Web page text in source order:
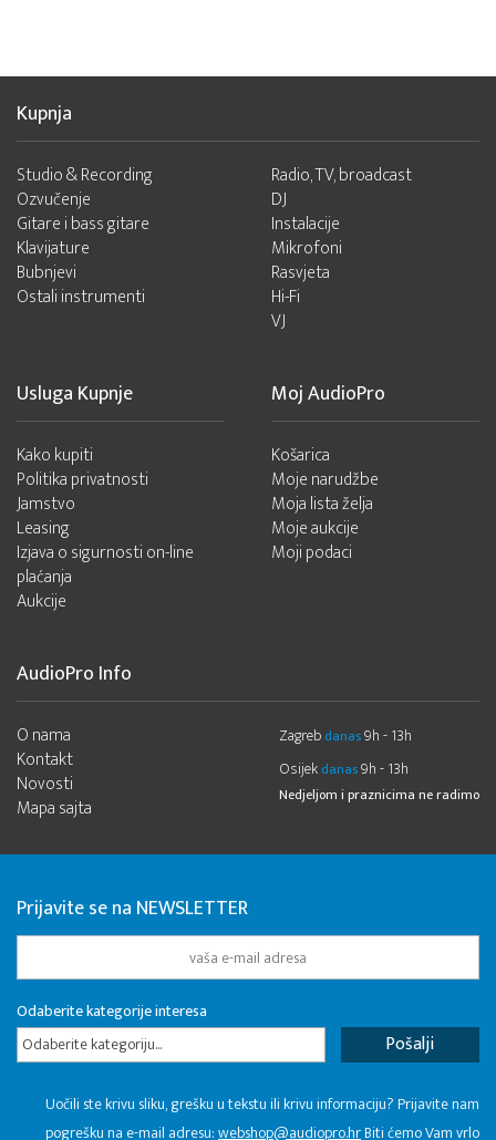
Kupnja
Studio & Recording
Ozvučenje
Gitare i bass gitare
Klavijature
Bubnjevi
Ostali instrumenti
Radio, TV, broadcast
DJ
Instalacije
Mikrofoni
Rasvjeta
Hi-Fi
VJ
Usluga Kupnje
Kako kupiti
Politika privatnosti
Jamstvo
Leasing
Izjava o sigurnosti on-line
plaćanja
Aukcije
Moj AudioPro
Košarica
Moje narudžbe
Moja lista želja
Moje aukcije
Moji podaci
AudioPro Info
O nama
Kontakt
Novosti
Mapa sajta
Zagreb danas9h - 13h
Osijek danas9h - 13h
Nedjeljom i praznicima ne radimo
Prijavite se na NEWSLETTER
Odaberite kategorije interesa
Odaberite kategoriju...
Uočili ste krivu sliku, grešku u tekstu ili krivu informaciju? Prijavite nam
pogrešku na e-mail adresu:webshop@audiopro.hrBiti ćemo Vam vrlo